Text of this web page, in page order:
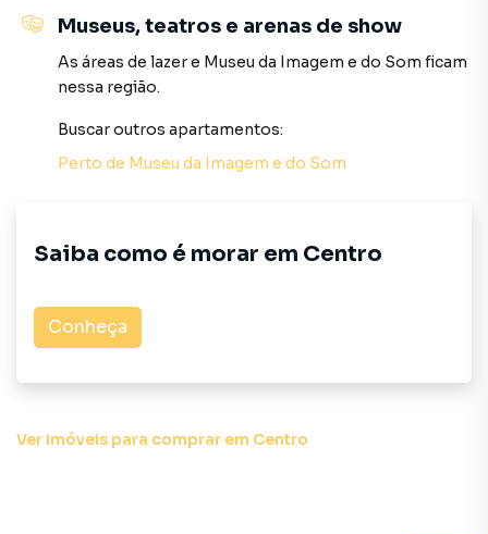
Na Haas Imóveis você consegue vender ou alugar seu
imóvel muito mais rápido do que em imobiliárias
tradicionais. Já vendemos e locamos diversos imóveis em
uma equipe de marketing digital focada em produzir
campanhas específicas para Curitiba, o que aumenta muito
imóvel mais rápido. Contamos também com um time de
programadores, corretores treinados e uma central de
inquilinos.
Museus, teatros e arenas de show
As áreas de lazere Museu da Imagem e do Som ficam
nessa região.
Buscar outros apartamentos:
Perto de Museu da Imagem e do Som
Saiba como é morar em Centro
Conheça
Ver imóveis para comprar em Centro